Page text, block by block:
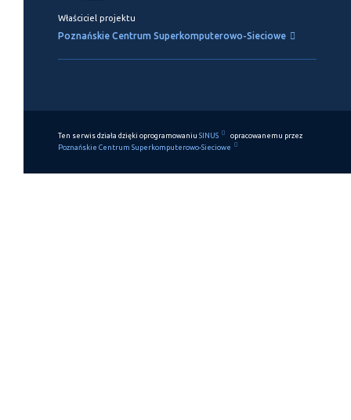
Właściciel projektu
Poznańskie Centrum Superkomputerowo-Sieciowe
Ten serwis działa dzięki oprogramowaniu SINUS
opracowanemu przez
Poznańskie Centrum Superkomputerowo-Sieciowe